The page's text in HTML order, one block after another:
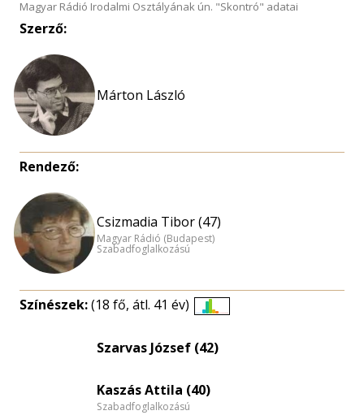
Magyar Rádió Irodalmi Osztályának ún. "Skontró" adatai
Szerző:
Márton László
Rendező:
Csizmadia Tibor (47)
Magyar Rádió (Budapest)
Szabadfoglalkozású
Színészek:(18 fő, átl. 41 év)
Életkori
eloszlás
nagyítása
Szarvas József (42)
Kaszás Attila (40)
Szabadfoglalkozású